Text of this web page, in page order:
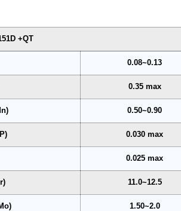
+QT
0.08~0.13
0.35 max
0.50~0.90
0.030 max
0.025 max
11.0~12.5
1.50~2.0